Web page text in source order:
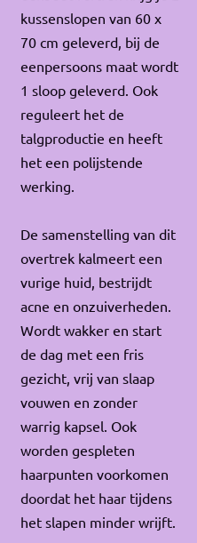
kussenslopen van 60 x
70 cm geleverd, bij de
eenpersoons maat wordt
1 sloop geleverd. Ook
reguleert het de
talgproductie en heeft
het een polijstende
werking.
De samenstelling van dit
overtrek kalmeert een
vurige huid, bestrijdt
acne en onzuiverheden.
Wordt wakker en start
de dag met een fris
gezicht, vrij van slaap
vouwen en zonder
warrig kapsel. Ook
worden gespleten
haarpunten voorkomen
doordat het haar tijdens
het slapen minder wrijft.